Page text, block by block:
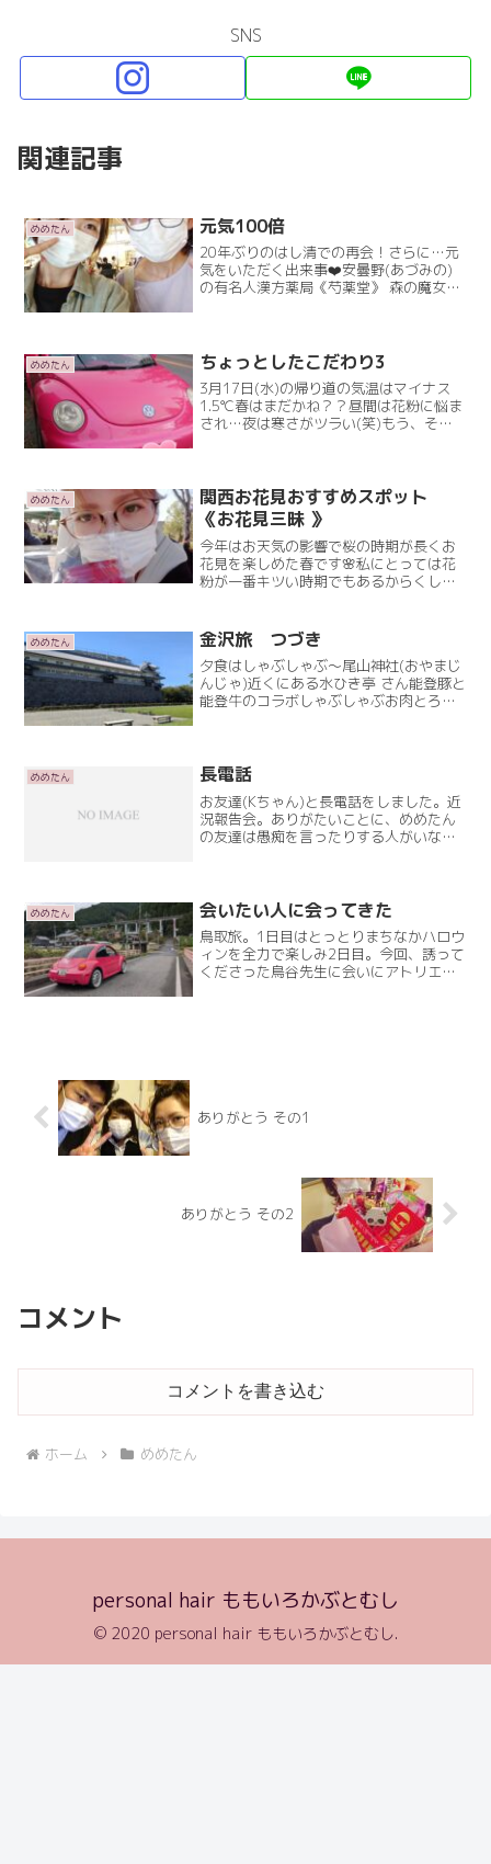
SNS
関連記事
めめたん 元気100倍
20年ぶりのはし清での再会！さらに…元
気をいただく出来事❤️安曇野(あづみの)
の有名人漢方薬局《芍薬堂》 森の魔女い
があり「ランRead More
めめたん ちょっとしたこだわり3
3月17日(水)の帰り道の気温はマイナス
1.5℃春はまだかね？？昼間は花粉に悩ま
され…夜は寒さがツラい(笑)もう、そろ
前よ！と思Read More
めめたん
関西お花見おすすめスポット
《お花見三昧 》
今年はお天気の影響で桜の時期が長くお
花見を楽しめた春です🌸私にとっては花
粉が一番キツい時期でもあるからくしゃ
っておりまして太陽の塔があるとこで
す！屋台がやってて、クラRead More
めめたん 金沢旅 つづき
夕食はしゃぶしゃぶ〜尾山神社(おやまじ
んじゃ)近くにある水ひき亭 さん能登豚と
能登牛のコラボしゃぶしゃぶお肉とろけ
日本、中国、西洋3Read More
めめたん 長電話
お友達(Kちゃん)と長電話をしました。近
況報告会。ありがたいことに、めめたん
の友達は愚痴を言ったりする人がいなく
ダメダメなめめRead More
めめたん 会いたい人に会ってきた
鳥取旅。1日目はとっとりまちなかハロウ
ィンを全力で楽しみ2日目。今回、誘って
くださった鳥谷先生に会いにアトリエシ
ありがとう その1
ありがとう その2
コメント
コメントを書き込む
ホーム めめたん
personal hair ももいろかぶとむし
© 2020 personal hair ももいろかぶとむし.